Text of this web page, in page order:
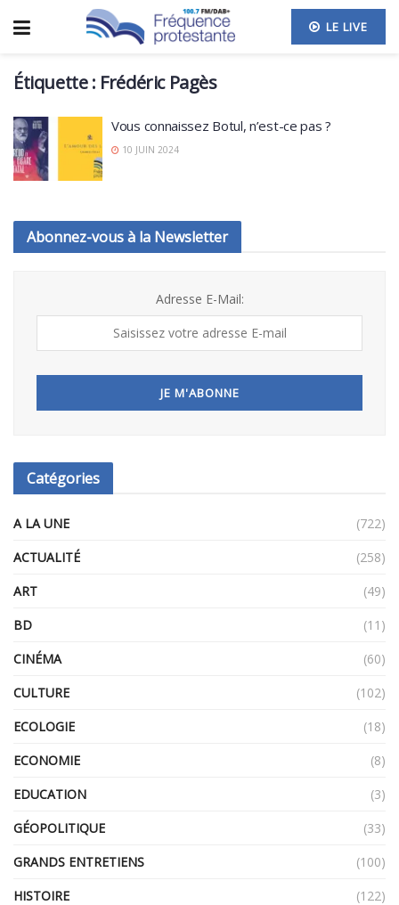
LE LIVE
Étiquette : Frédéric Pagès
Vous connaissez Botul, n’est-ce pas ?
10 JUIN 2024
Abonnez-vous à la Newsletter
Adresse E-Mail:
Catégories
A LA UNE
(722)
ACTUALITÉ
(258)
ART
(49)
BD
(11)
CINÉMA
(60)
CULTURE
(102)
ECOLOGIE
(18)
ECONOMIE
(8)
EDUCATION
(3)
GÉOPOLITIQUE
(33)
GRANDS ENTRETIENS
(100)
HISTOIRE
(122)